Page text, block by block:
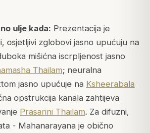
ulje kada: Prezentacija je
osjetljivi zglobovi jasno upućuju na
mišićna iscrpljenost jasno
Thailam; neuralna
jasno upućuje na Ksheerabala
opstrukcija kanala zahtijeva
Prasarini Thailam. Za difuzni,
- Mahanarayana je obično